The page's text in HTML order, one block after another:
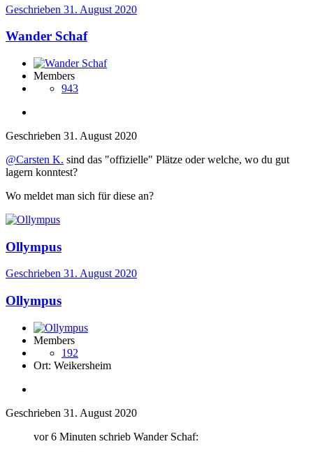
Geschrieben 31. August 2020
Wander Schaf
Members
943
Geschrieben 31. August 2020
@Carsten K. sind das "offizielle" Plätze oder welche, wo du gut
lagern konntest?
Wo meldet man sich für diese an?
Ollympus
Geschrieben 31. August 2020
Ollympus
Members
192
Ort: Weikersheim
Geschrieben 31. August 2020
vor 6 Minuten schrieb Wander Schaf: